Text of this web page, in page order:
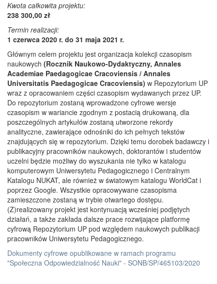
Kwota całkowita projektu:
238 300,00 zł
Termin realizacji:
1 czerwca 2020 r. do 31 maja 2021 r.
Głównym celem projektu jest organizacja kolekcji czasopism
naukowych (Rocznik Naukowo-Dydaktyczny, Annales
Academiae Paedagogicae Cracoviensis / Annales
Universitatis Paedagogicae Cracoviensis) w Repozytorium UP
wraz z opracowaniem części czasopism wydawanych przez UP.
Do repozytorium zostaną wprowadzone cyfrowe wersje
czasopism w wariancie zgodnym z postacią drukowaną, dla
poszczególnych artykułów zostaną utworzone rekordy
analityczne, zawierające odnośniki do ich pełnych tekstów
znajdujących się w repozytorium. Dzięki temu dorobek badawczy i
publikacyjny pracowników naukowych, doktorantów i studentów
uczelni będzie możliwy do wyszukania nie tylko w katalogu
komputerowym Uniwersytetu Pedagogicznego i Centralnym
Katalogu NUKAT, ale również w światowym katalogu WorldCat i
poprzez Google. Wszystkie opracowywane czasopisma
zamieszczone zostaną w trybie otwartego dostępu.
(Z)realizowany projekt jest kontynuacją wcześniej podjętych
działań, a także zakłada dalsze prace rozwijające platformę
cyfrową Repozytorium UP pod względem naukowych publikacji
pracowników Uniwersytetu Pedagogicznego.
Dokumenty cyfrowe opublikowane w ramach programu
"Społeczna Odpowiedzialność Nauki" - SONB/SP/465103/2020